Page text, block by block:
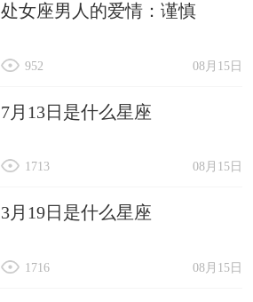
处女座男人的爱情：谨慎
08月15日
952
7月13日是什么星座
08月15日
1713
3月19日是什么星座
08月15日
1716